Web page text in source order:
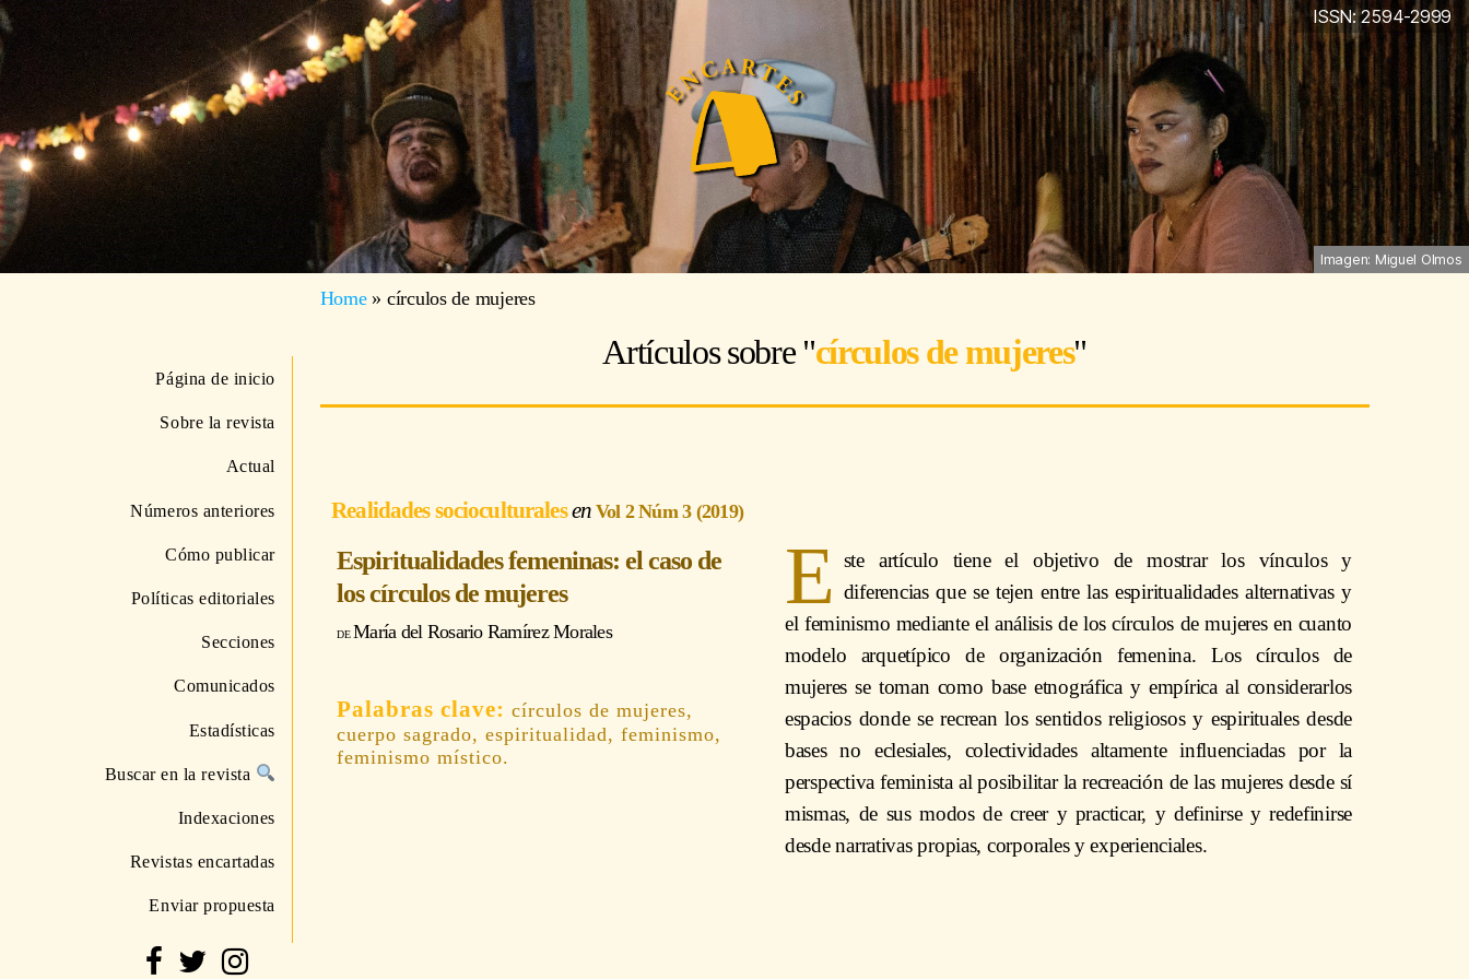
ISSN: 2594-2999
Imagen: Miguel Olmos
Página de inicio
Sobre la revista
Actual
Números anteriores
Cómo publicar
Políticas editoriales
Secciones
Comunicados
Estadísticas
Buscar en la revista
Indexaciones
Revistas encartadas
Enviar propuesta
Home» círculos de mujeres
Artículos sobre "círculos de mujeres"
Realidades socioculturales Vol 2 Núm 3 (2019)
Espiritualidades femeninas: el caso de
los círculos de mujeres
María del Rosario Ramírez Morales
círculos de mujeres,
cuerpo sagrado, espiritualidad, feminismo,
feminismo místico.
E ste artículo tiene el objetivo de mostrar los vínculos y
diferencias que se tejen entre las espiritualidades alternativas y
el feminismo mediante el análisis de los círculos de mujeres en cuanto
modelo arquetípico de organización femenina. Los círculos de
mujeres se toman como base etnográfica y empírica al considerarlos
espacios donde se recrean los sentidos religiosos y espirituales desde
bases no eclesiales, colectividades altamente influenciadas por la
perspectiva feminista al posibilitar la recreación de las mujeres desde sí
mismas, de sus modos de creer y practicar, y definirse y redefinirse
desde narrativas propias, corporales y experienciales.